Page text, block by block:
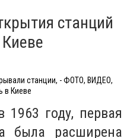
станций
станции, - ФОТО, ВИДЕО,
в Киеве
1963 году, первая
была расширена